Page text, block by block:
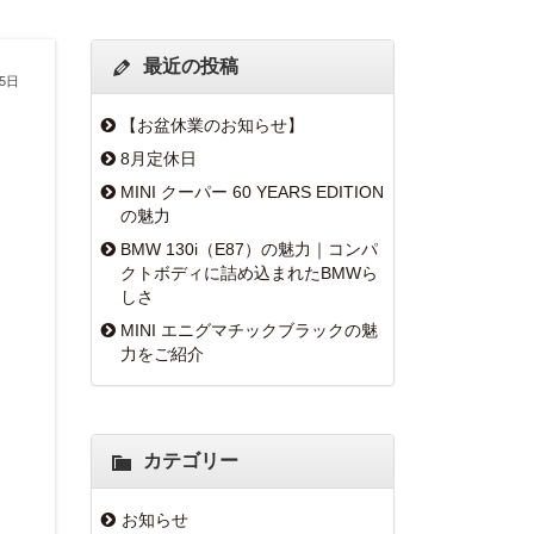
日
最近の投稿
【お盆休業のお知らせ】
8月定休日
MINI クーパー 60 YEARS EDITION
の魅力
BMW 130i（E87）の魅力｜コンパ
クトボディに詰め込まれたBMWら
しさ
MINI エニグマチックブラックの魅
力をご紹介
カテゴリー
お知らせ